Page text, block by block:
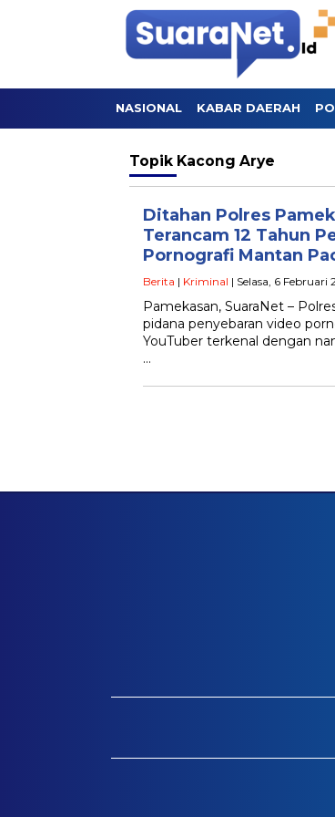
NASIONAL KABAR DAERAH
Topik Kacong Arye
Ditahan Polres
Terancam 12 Tahun
Pornografi Mantan
Berita | Kriminal | Selasa, 6 Februari
Pamekasan, SuaraNet –
pidana penyebaran video
YouTuber terkenal dengan
…